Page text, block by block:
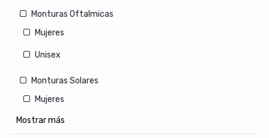
Monturas Oftalmicas
Mujeres
Unisex
Monturas Solares
Mujeres
Hombres
Mostrar más